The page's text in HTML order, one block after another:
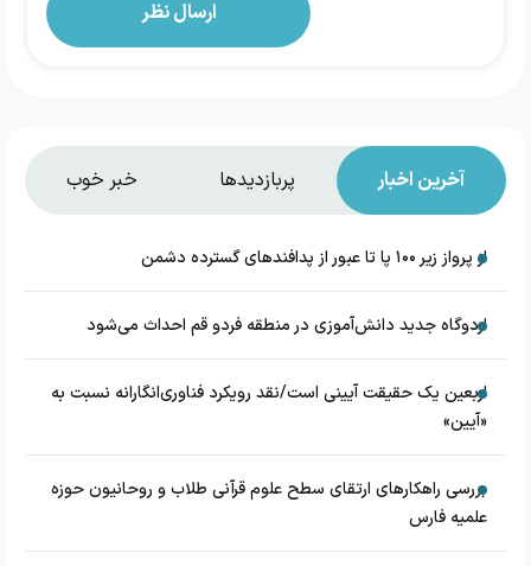
آخرین اخبار پربازدیدها خبر خوب
از پرواز زیر ۱۰۰ پا تا عبور از پدافند‌های گسترده دشمن
اردوگاه جدید دانش‌آموزی در منطقه فردو قم احداث می‌شود
اربعین یک حقیقت آیینی است/نقد رویکرد فناوری‌انگارانه نسبت به
«آیین»
بررسی راهکارهای ارتقای سطح علوم قرآنی طلاب و روحانیون حوزه
علمیه فارس